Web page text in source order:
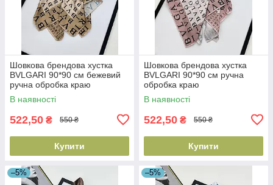
Шовкова брендова хустка
BVLGARI 90*90 см бежевий
ручна обробка краю
В наявності
522,50 ₴ 550 ₴
Купити
Шовкова брендова хустка
BVLGARI 90*90 см ручна
обробка краю
В наявності
522,50 ₴ 550 ₴
Купити
–5% –5%